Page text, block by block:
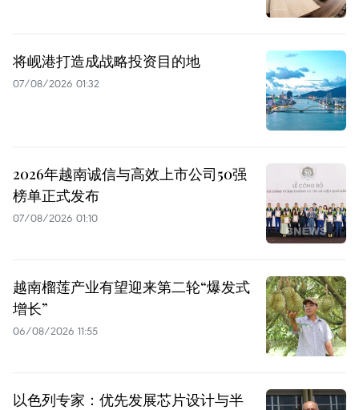
将岘港打造成战略投资目的地
07/08/2026 01:32
2026年越南诚信与高效上市公司50强
榜单正式发布
07/08/2026 01:10
越南榴莲产业有望迎来第二轮“爆发式
增长”
06/08/2026 11:55
以色列专家：优先发展芯片设计与半